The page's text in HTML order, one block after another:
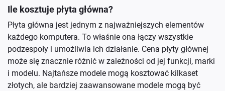
Ile kosztuje płyta główna?
Płyta główna jest jednym z najważniejszych elementów
każdego komputera. To właśnie ona łączy wszystkie
podzespoły i umożliwia ich działanie. Cena płyty głównej
może się znacznie różnić w zależności od jej funkcji, marki
i modelu. Najtańsze modele mogą kosztować kilkaset
złotych, ale bardziej zaawansowane modele mogą być